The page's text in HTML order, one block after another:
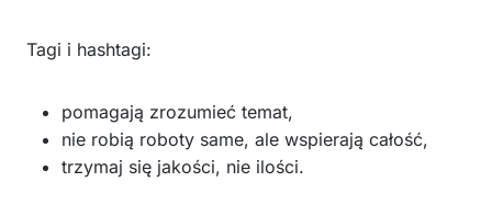
Tagi i hashtagi:
pomagają zrozumieć temat,
nie robią roboty same, ale wspierają całość,
trzymaj się jakości, nie ilości.